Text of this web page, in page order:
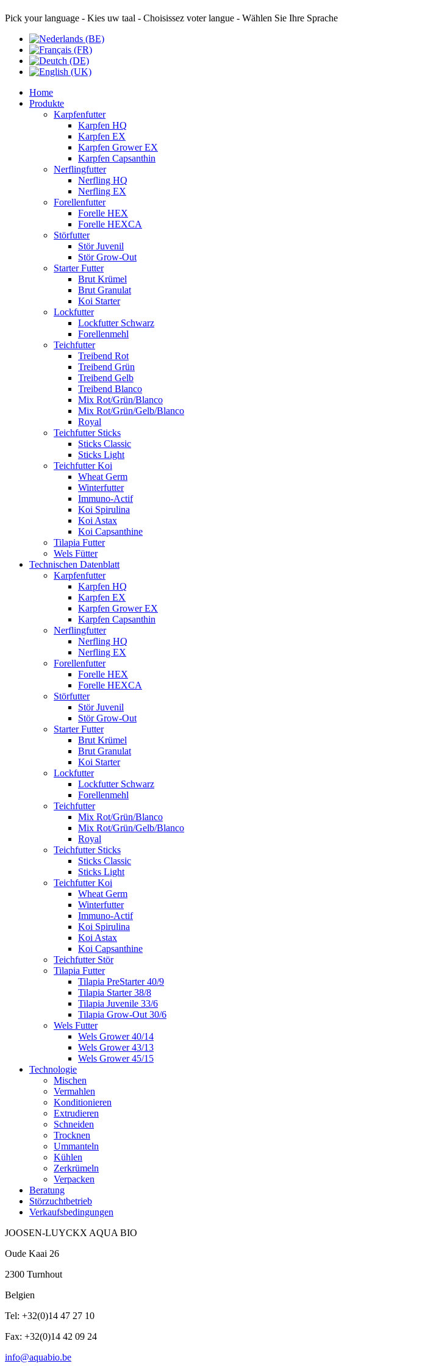
Pick your language - Kies uw taal - Choisissez voter langue - Wählen Sie Ihre Sprache
Home
Produkte
Karpfenfutter
Karpfen HQ
Karpfen EX
Karpfen Grower EX
Karpfen Capsanthin
Nerflingfutter
Nerfling HQ
Nerfling EX
Forellenfutter
Forelle HEX
Forelle HEXCA
Störfutter
Stör Juvenil
Stör Grow-Out
Starter Futter
Brut Krümel
Brut Granulat
Koi Starter
Lockfutter
Lockfutter Schwarz
Forellenmehl
Teichfutter
Treibend Rot
Treibend Grün
Treibend Gelb
Treibend Blanco
Mix Rot/Grün/Blanco
Mix Rot/Grün/Gelb/Blanco
Royal
Teichfutter Sticks
Sticks Classic
Sticks Light
Teichfutter Koi
Wheat Germ
Winterfutter
Immuno-Actif
Koi Spirulina
Koi Astax
Koi Capsanthine
Tilapia Futter
Wels Fütter
Technischen Datenblatt
Karpfenfutter
Karpfen HQ
Karpfen EX
Karpfen Grower EX
Karpfen Capsanthin
Nerflingfutter
Nerfling HQ
Nerfling EX
Forellenfutter
Forelle HEX
Forelle HEXCA
Störfutter
Stör Juvenil
Stör Grow-Out
Starter Futter
Brut Krümel
Brut Granulat
Koi Starter
Lockfutter
Lockfutter Schwarz
Forellenmehl
Teichfutter
Mix Rot/Grün/Blanco
Mix Rot/Grün/Gelb/Blanco
Royal
Teichfutter Sticks
Sticks Classic
Sticks Light
Teichfutter Koi
Wheat Germ
Winterfutter
Immuno-Actif
Koi Spirulina
Koi Astax
Koi Capsanthine
Teichfutter Stör
Tilapia Futter
Tilapia PreStarter 40/9
Tilapia Starter 38/8
Tilapia Juvenile 33/6
Tilapia Grow-Out 30/6
Wels Futter
Wels Grower 40/14
Wels Grower 43/13
Wels Grower 45/15
Technologie
Mischen
Vermahlen
Konditionieren
Extrudieren
Schneiden
Trocknen
Ummanteln
Kühlen
Zerkrümeln
Verpacken
Beratung
Störzuchtbetrieb
Verkaufsbedingungen
JOOSEN-LUYCKX AQUA BIO
Oude Kaai 26
2300 Turnhout
Belgien
Tel: +32(0)14 47 27 10
Fax: +32(0)14 42 09 24
info@aquabio.be